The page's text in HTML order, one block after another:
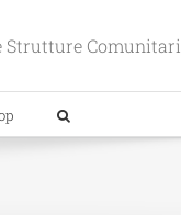
Strutture